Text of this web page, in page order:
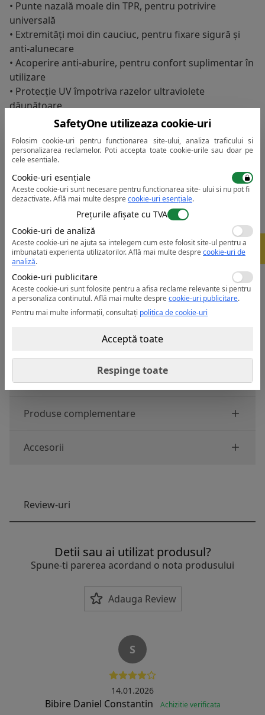
• Punte nazală moale din TPR, pentru potrivire
universală
• Extremități moi din cauciuc, pentru fixare sigură și
anti-alunecare
• Acoperire anti-aburire, pentru confort suplimentar în
utilizare
• Protecție UV împotriva razelor ultraviolete
dăunătoare
• Pungă de prezentare pentru vânzarea cu amănuntul
• Ambalați individual, potriviți și pentru automate
Fisa tehnica:
Produse similare
Produse complementare
Accesorii
Review-uri
Detii sau ai utilizat produsul?
Spune-ti parerea acordand o nota produsului
Adauga Review
S
14.01.2026
Bibire Daniel Constantin Achizitie verificata
SafetyOne utilizeaza cookie-uri
Folosim cookie-uri pentru functionarea site-ului, analiza traficului si
personalizarea reclamelor. Poti accepta toate cookie-urile sau doar pe
cele esentiale.
Cookie-uri esențiale
Aceste cookie-uri sunt necesare pentru functionarea site- ului si nu pot fi
dezactivate.Află mai multe desprecookie-uri esențiale.
Prețurile afișate cu TVA
Cookie-uri de analiză
Aceste cookie-uri ne ajuta sa intelegem cum este folosit site-ul pentru a
imbunatati experienta utilizatorilor.Află mai multe desprecookie-uri de
analiză.
Cookie-uri publicitare
Aceste cookie-uri sunt folosite pentru a afisa reclame relevante si pentru
a personaliza continutul.Află mai multe desprecookie-uri publicitare.
Pentru mai multe informații, consultați politica de cookie-uri
Respinge toate
Acceptă toate